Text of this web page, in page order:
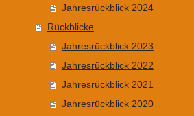
Jahresrückblick 2024
Rückblicke
Jahresrückblick 2023
Jahresrückblick 2022
Jahresrückblick 2021
Jahresrückblick 2020